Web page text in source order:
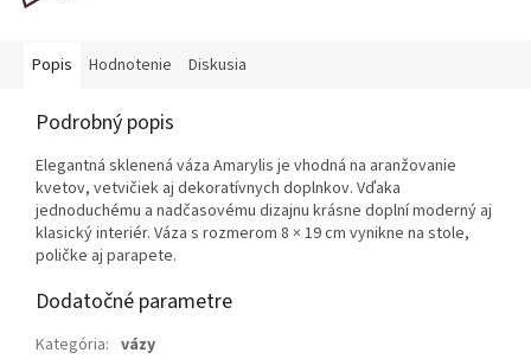
Popis Hodnotenie Diskusia
Podrobný popis
Elegantná sklenená váza Amarylis je vhodná na aranžovanie
kvetov, vetvičiek aj dekoratívnych doplnkov. Vďaka
jednoduchému a nadčasovému dizajnu krásne doplní moderný aj
klasický interiér. Váza s rozmerom 8 × 19 cm vynikne na stole,
poličke aj parapete.
Dodatočné parametre
Kategória: vázy